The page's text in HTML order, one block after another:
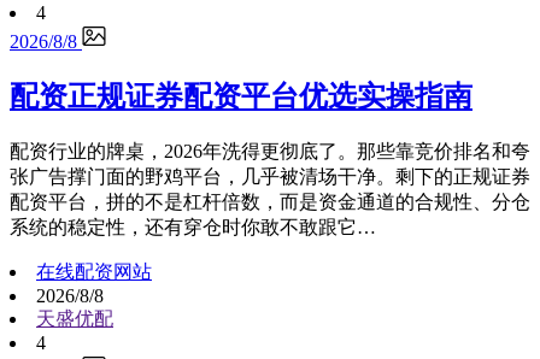
4
2026/8/8
配资正规证券配资平台优选实操指南
配资行业的牌桌，2026年洗得更彻底了。那些靠竞价排名和夸
张广告撑门面的野鸡平台，几乎被清场干净。剩下的正规证券
配资平台，拼的不是杠杆倍数，而是资金通道的合规性、分仓
系统的稳定性，还有穿仓时你敢不敢跟它…
在线配资网站
2026/8/8
天盛优配
4